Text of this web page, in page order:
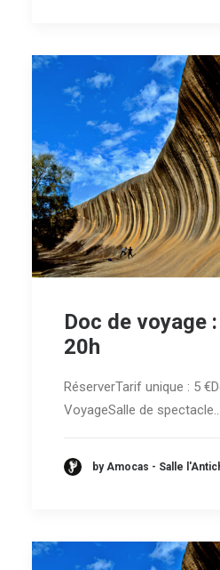
Doc de voyage
20h
RéserverTarif unique : 5
VoyageSalle de spectacle…
by Amocas - Salle